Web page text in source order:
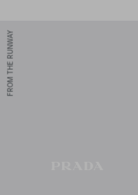
FROM THE RUNWAY